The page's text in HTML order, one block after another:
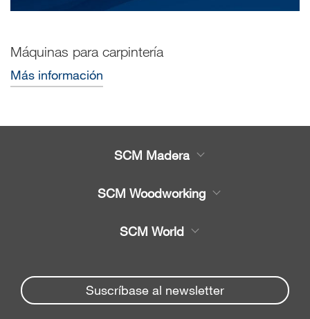
Máquinas para carpintería
Más información
SCM Madera
Recambios
Empresa
SCM Woodworking
Seccionadoras
SCM World
Spare parts service
Suscríbase al newsletter